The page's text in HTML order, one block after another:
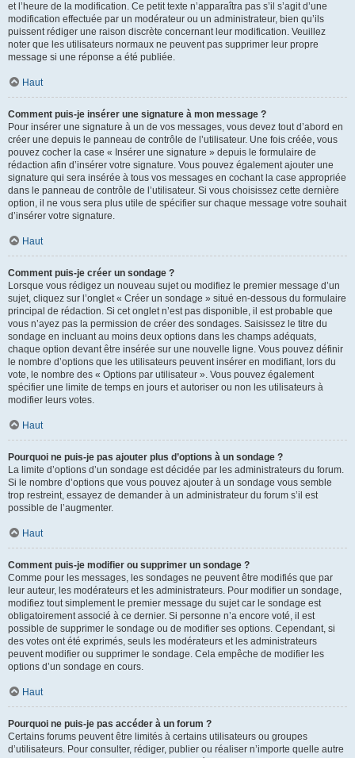
et l’heure de la modification. Ce petit texte n’apparaîtra pas s’il s’agit d’une
modification effectuée par un modérateur ou un administrateur, bien qu’ils
puissent rédiger une raison discrète concernant leur modification. Veuillez
noter que les utilisateurs normaux ne peuvent pas supprimer leur propre
message si une réponse a été publiée.
Haut
Comment puis-je insérer une signature à mon message ?
Pour insérer une signature à un de vos messages, vous devez tout d’abord en
créer une depuis le panneau de contrôle de l’utilisateur. Une fois créée, vous
pouvez cocher la case « Insérer une signature » depuis le formulaire de
rédaction afin d’insérer votre signature. Vous pouvez également ajouter une
signature qui sera insérée à tous vos messages en cochant la case appropriée
dans le panneau de contrôle de l’utilisateur. Si vous choisissez cette dernière
option, il ne vous sera plus utile de spécifier sur chaque message votre souhait
d’insérer votre signature.
Haut
Comment puis-je créer un sondage ?
Lorsque vous rédigez un nouveau sujet ou modifiez le premier message d’un
sujet, cliquez sur l’onglet « Créer un sondage » situé en-dessous du formulaire
principal de rédaction. Si cet onglet n’est pas disponible, il est probable que
vous n’ayez pas la permission de créer des sondages. Saisissez le titre du
sondage en incluant au moins deux options dans les champs adéquats,
chaque option devant être insérée sur une nouvelle ligne. Vous pouvez définir
le nombre d’options que les utilisateurs peuvent insérer en modifiant, lors du
vote, le nombre des « Options par utilisateur ». Vous pouvez également
spécifier une limite de temps en jours et autoriser ou non les utilisateurs à
modifier leurs votes.
Haut
Pourquoi ne puis-je pas ajouter plus d’options à un sondage ?
La limite d’options d’un sondage est décidée par les administrateurs du forum.
Si le nombre d’options que vous pouvez ajouter à un sondage vous semble
trop restreint, essayez de demander à un administrateur du forum s’il est
possible de l’augmenter.
Haut
Comment puis-je modifier ou supprimer un sondage ?
Comme pour les messages, les sondages ne peuvent être modifiés que par
leur auteur, les modérateurs et les administrateurs. Pour modifier un sondage,
modifiez tout simplement le premier message du sujet car le sondage est
obligatoirement associé à ce dernier. Si personne n’a encore voté, il est
possible de supprimer le sondage ou de modifier ses options. Cependant, si
des votes ont été exprimés, seuls les modérateurs et les administrateurs
peuvent modifier ou supprimer le sondage. Cela empêche de modifier les
options d’un sondage en cours.
Haut
Pourquoi ne puis-je pas accéder à un forum ?
Certains forums peuvent être limités à certains utilisateurs ou groupes
d’utilisateurs. Pour consulter, rédiger, publier ou réaliser n’importe quelle autre